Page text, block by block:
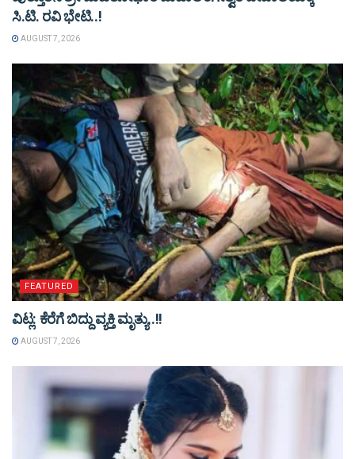
ಸಿ.ಟಿ. ರವಿ ಭೇಟಿ..!
AUGUST 7, 2026
FEATURED
ವಿಟ್ಲ: ಕೆರೆಗೆ ಬಿದ್ದು ವ್ಯಕ್ತಿ ಮೃತ್ಯು..!!
AUGUST 7, 2026